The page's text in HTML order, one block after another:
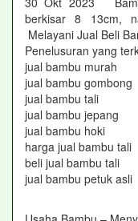
berkisar 8 13cm,
Melayani Jual Beli
Penelusuran yang
jual bambu murah
jual bambu gombong
jual bambu tali
jual bambu jepang
jual bambu hoki
harga jual bambu tali
beli jual bambu tali
jual bambu petuk asli